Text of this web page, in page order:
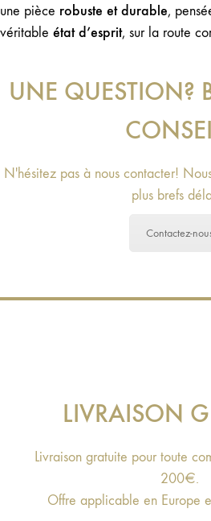
une pièce robuste et durable,
véritable état d’esprit, sur la route
UNE QUESTION?
N'hésitez pas à nous contacter!
plus brefs
Contactez-
LIVRAISON
Livraison gratuite pour toute
200€.
Offre applicable en Europe